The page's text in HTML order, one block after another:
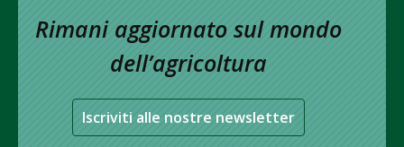
Rimani aggiornato sul mondo
dell’agricoltura
Iscriviti alle nostre newsletter